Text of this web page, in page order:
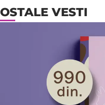
OSTALE VESTI